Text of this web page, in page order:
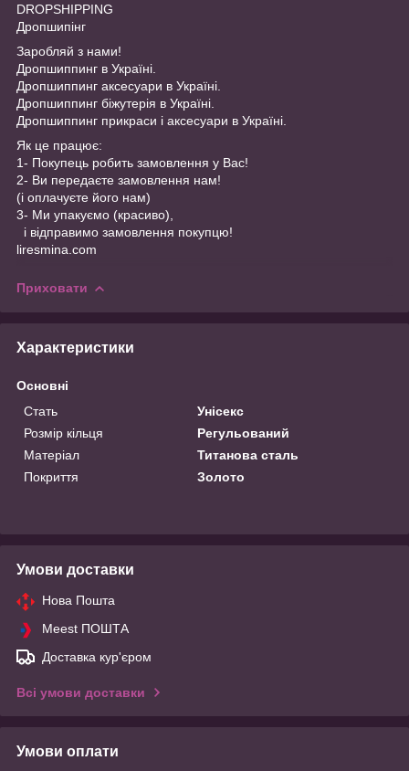
DROPSHIPPING
Дропшипінг
Заробляй з нами!
Дропшиппинг в Україні.
Дропшиппинг аксесуари в Україні.
Дропшиппинг біжутерія в Україні.
Дропшиппинг прикраси і аксесуари в Україні.
Як це працює:
1- Покупець робить замовлення у Вас!
2- Ви передаєте замовлення нам!
(і оплачуєте його нам)
3- Ми упакуємо (красиво),
і відправимо замовлення покупцю!
liresmina.com
Приховати
Характеристики
Основні
Стать
Унісекс
Розмір кільця
Регульований
Матеріал
Титанова сталь
Покриття
Золото
Умови доставки
Нова Пошта
Meest ПОШТА
Доставка кур'єром
Всі умови доставки
Умови оплати